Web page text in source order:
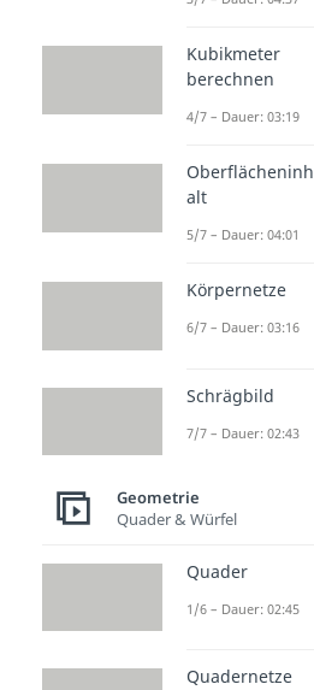
Kubikmeter
berechnen
4/7 – Dauer: 03:19
Oberflächeninh
alt
5/7 – Dauer: 04:01
Körpernetze
6/7 – Dauer: 03:16
Schrägbild
7/7 – Dauer: 02:43
Geometrie
Quader & Würfel
Quader
1/6 – Dauer: 02:45
Quadernetze